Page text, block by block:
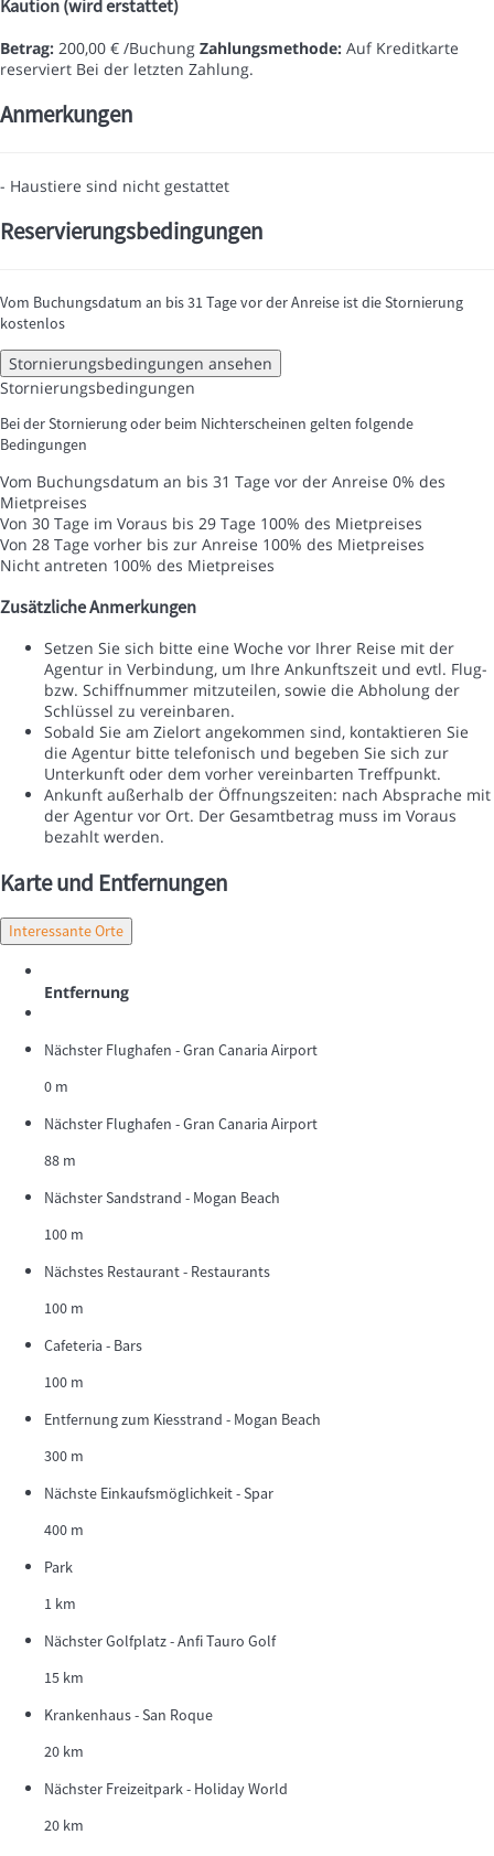
Kaution (wird erstattet)
Betrag: 200,00 € /Buchung Zahlungsmethode: Auf Kreditkarte
reserviert Bei der letzten Zahlung.
Anmerkungen
- Haustiere sind nicht gestattet
Reservierungsbedingungen
Vom Buchungsdatum an bis 31 Tage vor der Anreise ist die Stornierung
kostenlos
Stornierungsbedingungen ansehen
Stornierungsbedingungen
Bei der Stornierung oder beim Nichterscheinen gelten folgende
Bedingungen
Vom Buchungsdatum an bis 31 Tage vor der Anreise 0% des
Mietpreises
Von 30 Tage im Voraus bis 29 Tage 100% des Mietpreises
Von 28 Tage vorher bis zur Anreise 100% des Mietpreises
Nicht antreten 100% des Mietpreises
Zusätzliche Anmerkungen
Setzen Sie sich bitte eine Woche vor Ihrer Reise mit der
Agentur in Verbindung, um Ihre Ankunftszeit und evtl. Flug-
bzw. Schiffnummer mitzuteilen, sowie die Abholung der
Schlüssel zu vereinbaren.
Sobald Sie am Zielort angekommen sind, kontaktieren Sie
die Agentur bitte telefonisch und begeben Sie sich zur
Unterkunft oder dem vorher vereinbarten Treffpunkt.
Ankunft außerhalb der Öffnungszeiten: nach Absprache mit
der Agentur vor Ort. Der Gesamtbetrag muss im Voraus
bezahlt werden.
Karte und Entfernungen
Interessante Orte
Entfernung
Nächster Flughafen - Gran Canaria Airport
0 m
Nächster Flughafen - Gran Canaria Airport
88 m
Nächster Sandstrand - Mogan Beach
100 m
Nächstes Restaurant - Restaurants
100 m
Cafeteria - Bars
100 m
Entfernung zum Kiesstrand - Mogan Beach
300 m
Nächste Einkaufsmöglichkeit - Spar
400 m
Park
1 km
Nächster Golfplatz - Anfi Tauro Golf
15 km
Krankenhaus - San Roque
20 km
Nächster Freizeitpark - Holiday World
20 km